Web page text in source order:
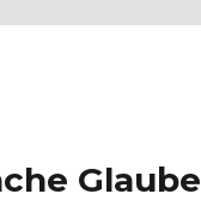
Glaube